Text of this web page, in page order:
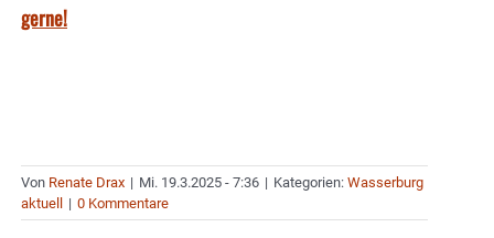
gerne!
Von Renate Drax | Mi. 19.3.2025 - 7:36 | Kategorien: Wasserburg
aktuell
| 0 Kommentare